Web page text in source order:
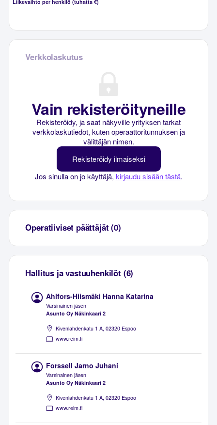
Liikevaihto per henkilö (tuhatta €)
Verkkolaskutus
Vain rekisteröityneille
Rekisteröidy, ja saat näkyville yrityksen tarkat
verkkolaskutiedot, kuten operaattoritunnuksen ja
välittäjän nimen.
Rekisteröidy ilmaiseksi
Jos sinulla on jo käyttäjä, kirjaudu sisään tästä.
Operatiiviset päättäjät (0)
Hallitus ja vastuuhenkilöt (6)
Ahlfors-Hiismäki Hanna Katarina
Varsinainen jäsen
Asunto Oy Näkinkaari 2
Kivenlahdenkatu 1 A, 02320 Espoo
www.reim.fi
Forssell Jarno Juhani
Varsinainen jäsen
Asunto Oy Näkinkaari 2
Kivenlahdenkatu 1 A, 02320 Espoo
www.reim.fi